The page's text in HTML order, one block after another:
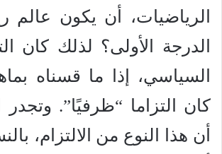
الرياضيات، أن يكون عالم
الدرجة الأولى؟ لذلك كان
السياسي، إذا ما قسناه
كان التزاما “ظرفيًا”. وتجدر
أن هذا النوع من الالتزام،